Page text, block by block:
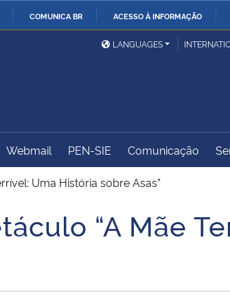
COMUNICA BR ACESSO À INFORMAÇÃO
Ministério das Relações
Exteriores
Regional
Controladoria-Geral da
União
da União Banco Central do Brasil
LANGUAGES
Webmail PEN-SIE Comunicação
Uma História sobre Asas”
“A Mãe